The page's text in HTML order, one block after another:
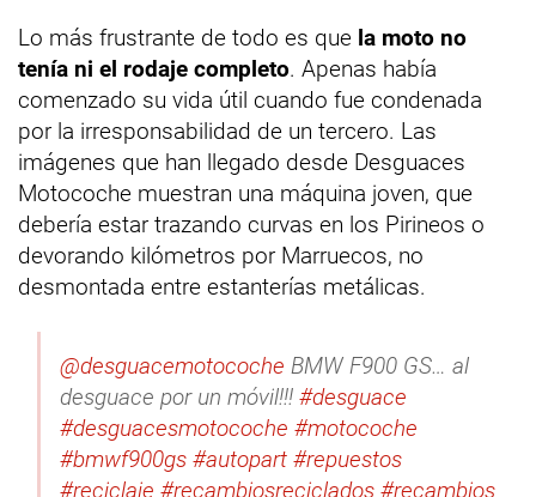
Lo más frustrante de todo es que la moto no
tenía ni el rodaje completo. Apenas había
comenzado su vida útil cuando fue condenada
por la irresponsabilidad de un tercero. Las
imágenes que han llegado desde Desguaces
Motocoche muestran una máquina joven, que
debería estar trazando curvas en los Pirineos o
devorando kilómetros por Marruecos, no
desmontada entre estanterías metálicas.
@desguacemotocoche BMW F900 GS… al
desguace por un móvil!!! #desguace
#desguacesmotocoche #motocoche
#bmwf900gs #autopart #repuestos
#reciclaje #recambiosreciclados #recambios